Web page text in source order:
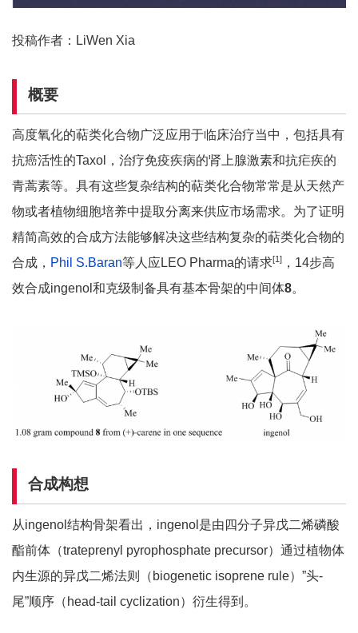
投稿作者：LiWen Xia
概要
高度氧化的萜类化合物广泛应用于临床治疗当中，包括具有
抗癌活性的Taxol，治疗免疫疾病的肾上腺激素和抗疟疾的
青蒿素等。具有这些复杂结构的萜类化合物常常是从天然产
物或者植物细胞培养中提取分离来供应市场需求。为了证明
精简高效的合成方法能够解决这些结构复杂的萜类化合物的
合成， Phil S.Baran等人应LEO Pharma的请求[1]
，14步高
效合成ingenol和克级制备具有基本骨架的中间体8。
合成构想
从ingenol结构骨架看出，ingenol是由四分子异戊二烯磷酸
酯前体（trateprenyl pyrophosphate precursor）通过植物体
内生源的异戊二烯法则（biogenetic isoprene rule）”头-
尾”顺序（head-tail cyclization）衍生得到。